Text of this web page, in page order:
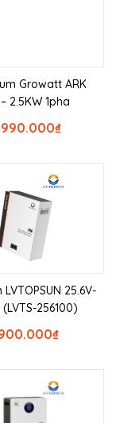
Growatt ARK
2.5KW 1pha
₫
25.6V-
256100)
₫